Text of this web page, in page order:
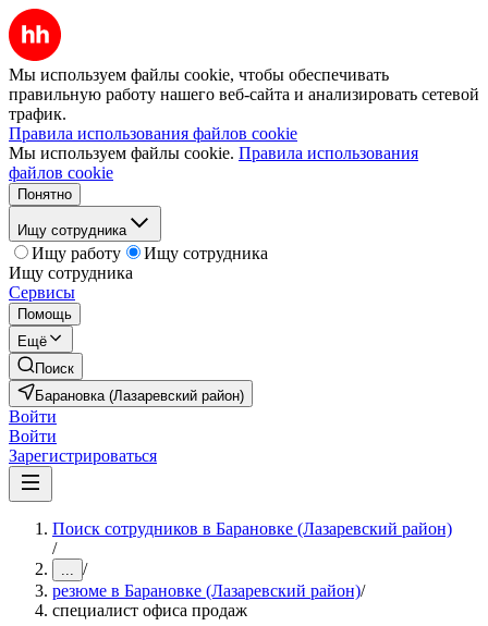
Мы используем файлы cookie, чтобы обеспечивать
правильную работу нашего веб-сайта и анализировать сетевой
трафик.
Правила использования файлов cookie
Мы используем файлы cookie. Правила использования
файлов cookie
Понятно
Ищу сотрудника
Ищу работу
Ищу сотрудника
Ищу сотрудника
Сервисы
Помощь
Ещё
Поиск
Барановка (Лазаревский район)
Войти
Войти
Зарегистрироваться
Поиск сотрудников в Барановке (Лазаревский район)
/
... /
резюме в Барановке (Лазаревский район)/
специалист офиса продаж